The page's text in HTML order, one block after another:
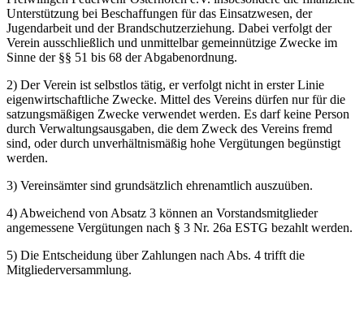
Unterstützung bei Beschaffungen für das Einsatzwesen, der
Jugendarbeit und der Brandschutzerziehung. Dabei verfolgt der
Verein ausschließlich und unmittelbar gemeinnützige Zwecke im
Sinne der §§ 51 bis 68 der Abgabenordnung.
2) Der Verein ist selbstlos tätig, er verfolgt nicht in erster Linie
eigenwirtschaftliche Zwecke. Mittel des Vereins dürfen nur für die
satzungsmäßigen Zwecke verwendet werden. Es darf keine Person
durch Verwaltungsausgaben, die dem Zweck des Vereins fremd
sind, oder durch unverhältnismäßig hohe Vergütungen begünstigt
werden.
3) Vereinsämter sind grundsätzlich ehrenamtlich auszuüben.
4) Abweichend von Absatz 3 können an Vorstandsmitglieder
angemessene Vergütungen nach § 3 Nr. 26a ESTG bezahlt werden.
5) Die Entscheidung über Zahlungen nach Abs. 4 trifft die
Mitgliederversammlung.